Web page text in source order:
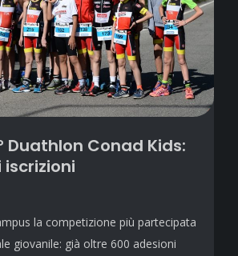
Duathlon Conad Kids:
la competizione più partecipata
giovanile: già oltre 600 adesioni